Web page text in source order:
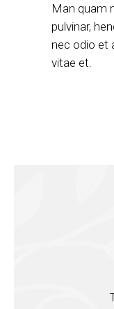
Man quam
pulvinar,
nec odio et
vitae et.